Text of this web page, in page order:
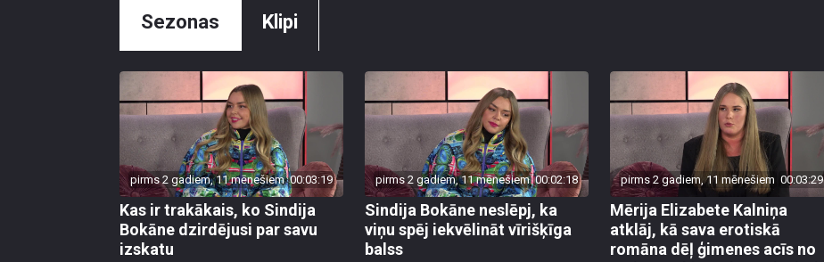
Sezonas Klipi
pirms 2 gadiem, 11 mēnešiem 00:03:19
Kas ir trakākais, ko Sindija
Bokāne dzirdējusi par savu
izskatu
pirms 2 gadiem, 11 mēnešiem 00:02:18
Sindija Bokāne neslēpj, ka
viņu spēj iekvēlināt vīrišķīga
balss
pirms 2 gadiem, 11 mēnešiem 00:03:29
Mērija Elizabete Kalniņa
atklāj, kā sava erotiskā
romāna dēļ ģimenes acīs no